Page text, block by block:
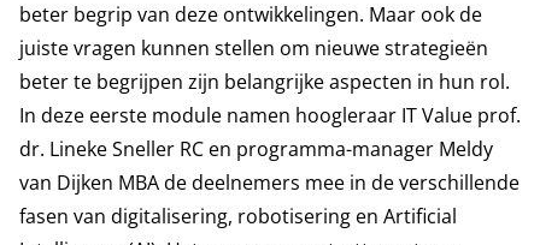
beter begrip van deze ontwikkelingen. Maar ook de
juiste vragen kunnen stellen om nieuwe strategieën
beter te begrijpen zijn belangrijke aspecten in hun rol.
In deze eerste module namen hoogleraar IT Value prof.
dr. Lineke Sneller RC en programma-manager Meldy
van Dijken MBA de deelnemers mee in de verschillende
fasen van digitalisering, robotisering en Artificial